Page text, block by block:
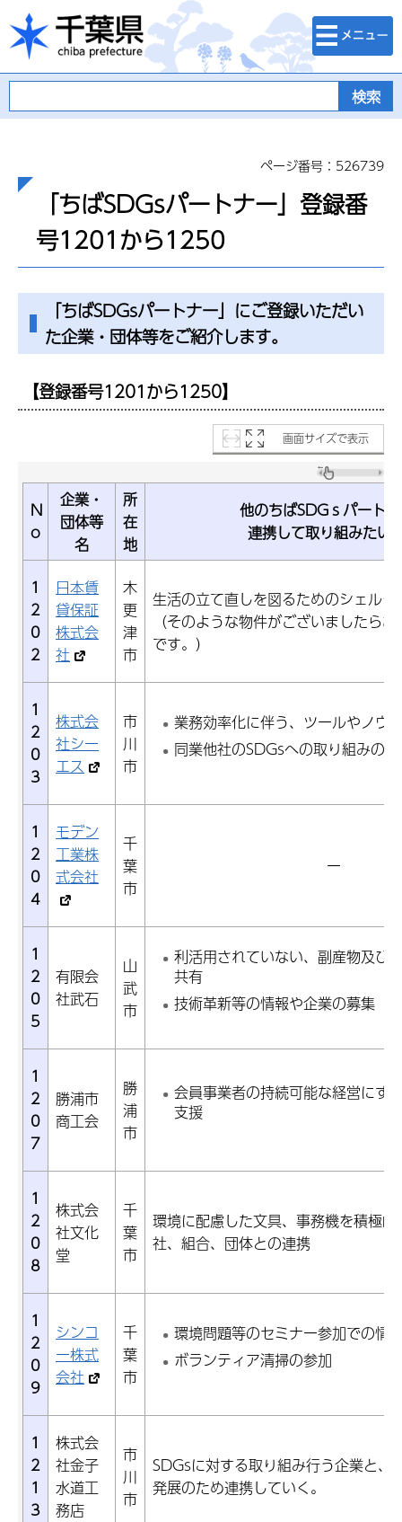
千葉県
検索・メニュ
ー
ページ番号：526739
「ちばSDGsパートナー」登録番
号1201から1250
「ちばSDGsパートナー」にご登録いただい
た企業・団体等をご紹介します。
【登録番号1201から1250】
画面サイズで表示
N
o
企業・
団体等
名
所
在
地
他のちばSDGｓパート
連携して取り組みたい
1
2
0
2
日本賃
貸保証
株式会
社
木
更
津
市
生活の立て直しを図るためのシェル
（そのような物件がございましたら
です。）
1
2
0
3
株式会
社シー
エス
市
川
市
業務効率化に伴う、ツールやノウ
同業他社のSDGsへの取り組みの
1
2
0
4
モデン
工業株
式会社
千
葉
市
ー
1
2
0
5
有限会
社武石
山
武
市
利活用されていない、副産物及び
共有
技術革新等の情報や企業の募集
1
2
0
7
勝浦市
商工会
勝
浦
市
会員事業者の持続可能な経営にす
支援
1
2
0
8
株式会
社文化
堂
千
葉
市
環境に配慮した文具、事務機を積極
社、組合、団体との連携
1
2
0
9
シンコ
ー株式
会社
千
葉
市
環境問題等のセミナー参加での情
ボランティア清掃の参加
1
2
1
3
株式会
社金子
水道工
務店
市
川
市
SDGsに対する取り組み行う企業と、
発展のため連携していく。